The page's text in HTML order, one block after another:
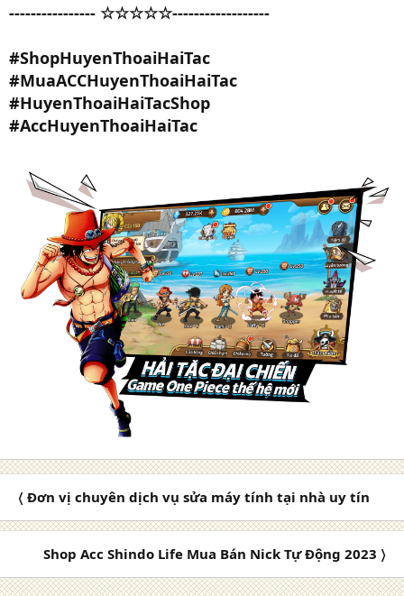
---------------- ☆☆☆☆☆------------------
#ShopHuyenThoaiHaiTac
#MuaACCHuyenThoaiHaiTac
#HuyenThoaiHaiTacShop
#AccHuyenThoaiHaiTac
〈 Đơn vị chuyên dịch vụ sửa máy tính tại nhà uy tín
Shop Acc Shindo Life Mua Bán Nick Tự Động 2023 〉